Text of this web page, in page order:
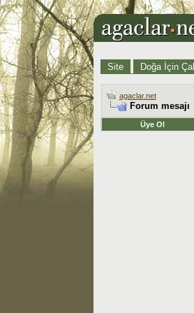
Site Doğa İçin Çal
agaclar.net
Forum mesajı
Üye Ol